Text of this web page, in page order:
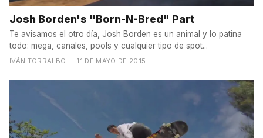
Josh Borden's "Born-N-Bred" Part
Te avisamos el otro día, Josh Borden es un animal y lo patina
todo: mega, canales, pools y cualquier tipo de spot...
IVÁN TORRALBO — 11 DE MAYO DE 2015